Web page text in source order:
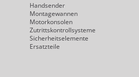
Handsender
Montagewannen
Motorkonsolen
Zutrittskontrollsysteme
Sicherheits­elemente
Ersatzteile